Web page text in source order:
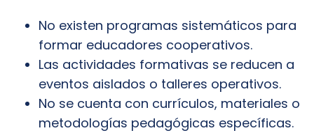
No existen programas sistemáticos para
formar educadores cooperativos.
Las actividades formativas se reducen a
eventos aislados o talleres operativos.
No se cuenta con currículos, materiales o
metodologías pedagógicas específicas.